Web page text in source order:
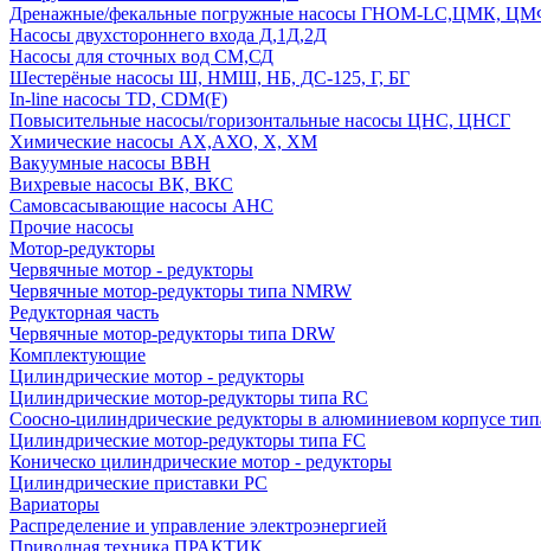
Дренажные/фекальные погружные насосы ГНОМ-LC,ЦМК,
Насосы двухстороннего входа Д,1Д,2Д
Насосы для сточных вод СМ,СД
Шестерёные насосы Ш, НМШ, НБ, ДС-125, Г, БГ
In-line насосы TD, CDM(F)
Повысительные насосы/горизонтальные насосы ЦНС, ЦНСГ
Химические насосы АХ,АХО, Х, ХМ
Вакуумные насосы ВВН
Вихревые насосы ВК, ВКС
Самовсасывающие насосы АНС
Прочие насосы
Мотор-редукторы
Червячные мотор - редукторы
Червячные мотор-редукторы типа NMRW
Редукторная часть
Червячные мотор-редукторы типа DRW
Комплектующие
Цилиндрические мотор - редукторы
Цилиндрические мотор-редукторы типа RC
Соосно-цилиндрические редукторы в алюминиевом корпусе
Цилиндрические мотор-редукторы типа FC
Коническо цилиндрические мотор - редукторы
Цилиндрические приставки PC
Вариаторы
Распределение и управление электроэнергией
Приводная техника ПРАКТИК